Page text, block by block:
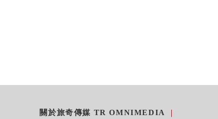
關於旅奇傳媒 TR OMNIMEDIA